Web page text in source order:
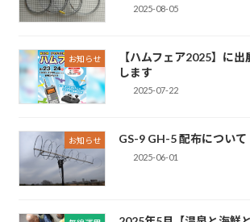
2025-08-05
お知らせ
【ハムフェア2025】に出
します
2025-07-22
お知らせ GS-9 GH-5 配布について
2025-06-01